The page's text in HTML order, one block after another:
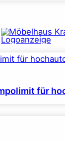
für